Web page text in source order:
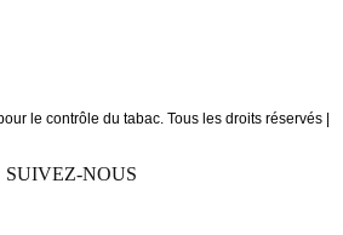
le contrôle du tabac. Tous les droits réservés |
SUIVEZ-NOUS